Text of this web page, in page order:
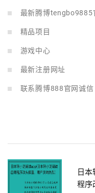
最新腾博tengbo9885
精品项目
游戏中心
最新注册网址
联系腾博888官网诚信
日
程序